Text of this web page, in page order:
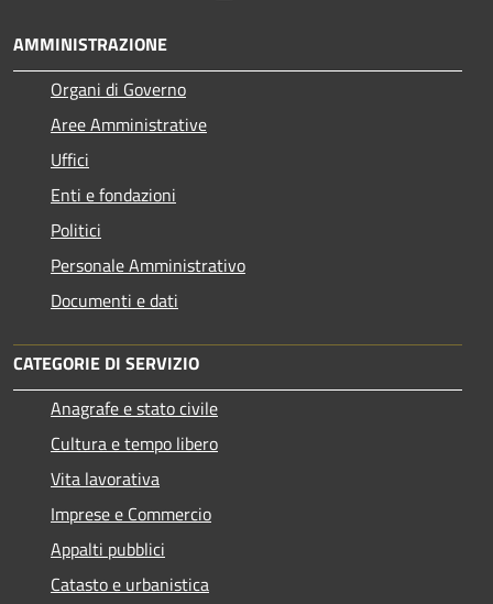
AMMINISTRAZIONE
Organi di Governo
Aree Amministrative
Uffici
Enti e fondazioni
Politici
Personale Amministrativo
Documenti e dati
CATEGORIE DI SERVIZIO
Anagrafe e stato civile
Cultura e tempo libero
Vita lavorativa
Imprese e Commercio
Appalti pubblici
Catasto e urbanistica